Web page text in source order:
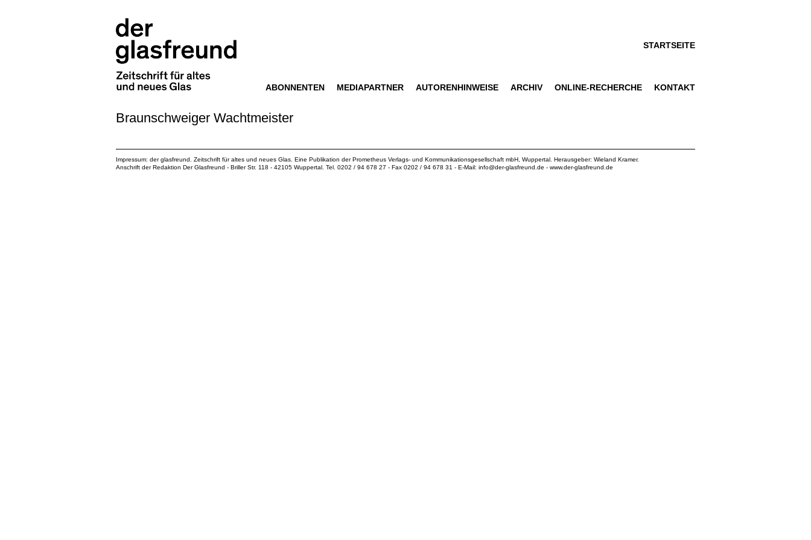
STARTSEITE
ABONNENTEN MEDIAPARTNER AUTORENHINWEISE ARCHIV ONLINE-RECHERCHE KONTAKT
Braunschweiger Wachtmeister
Impressum: der glasfreund. Zeitschrift für altes und neues Glas. Eine Publikation derPrometheus Verlags- und Kommunikationsgesellschaft mbH , Wuppertal. Herausgeber: Wieland Kramer.
Anschrift der Redaktion Der Glasfreund - Briller Str. 118 - 42105 Wuppertal. Tel. 0202 / 94 678 27 - Fax 0202 / 94 678 31 - E-Mail: info@der-glasfreund.de - www.der-glasfreund.de